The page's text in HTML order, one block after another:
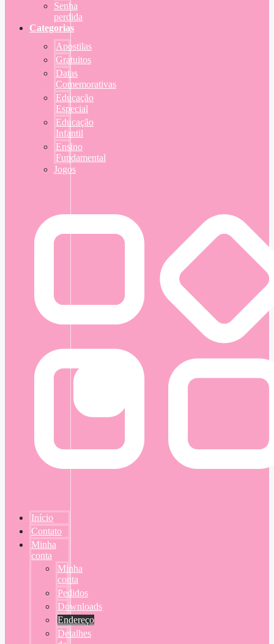
Senha
perdida
Categorias
Apostilas
Gratuitos
Datas
Comemorativas
Educação
Especial
Educação
Infantil
Ensino
Fundamental
Jogos
Início
Contato
Minha
conta
Minha
conta
Pedidos
Downloads
Endereço
Detalhes